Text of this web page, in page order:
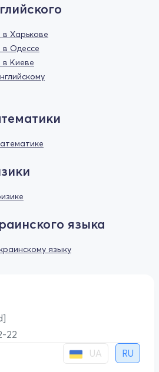
в Харькове
в Одессе
в Киеве
языка
языку
22
UA RU